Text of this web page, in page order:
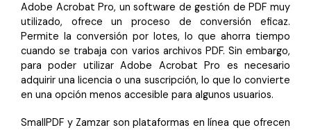
Adobe Acrobat Pro, un software de gestión de PDF muy
utilizado, ofrece un proceso de conversión eficaz.
Permite la conversión por lotes, lo que ahorra tiempo
cuando se trabaja con varios archivos PDF. Sin embargo,
para poder utilizar Adobe Acrobat Pro es necesario
adquirir una licencia o una suscripción, lo que lo convierte
en una opción menos accesible para algunos usuarios.
SmallPDF y Zamzar son plataformas en línea que ofrecen